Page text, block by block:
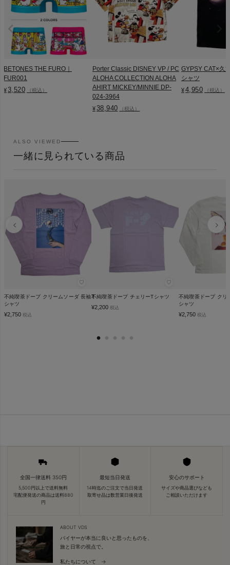
BETONES THE FURO｜
FUR001
¥ 3,520 （税込）
Porter Classic DISNEY VP / PC
ALOHA COLLECTION ALOHA
AHIRT MICKEY/MINNIE DP-
024-3964
¥ 38,940 （税込）
GYPSY CAT×久
シャツ
¥4,950 （税込）
ALSO VIEWED
一緒に見られている商品
♡
不純喫茶ドープ クリームソーダ 長袖T
シャツ
¥2,750 税込
♡
不純喫茶ドープ チェリーTシャツ
¥2,200 税込
不純喫茶ドープ クリ
シャツ
¥2,750 税込
全国一律送料 350円
5,500円以上で送料無料
宅配便発送の商品は送料880
円
最短当日発送
14時迄のご注文で当日発送
取寄せ品は数営業日後発送
安心のサポート
サイズや商品選びなども
ご相談いただけます
ABOUT VDS
バイヤーが本当に良いと思ったものを、
旅と日常の視点で。
私たちについて →